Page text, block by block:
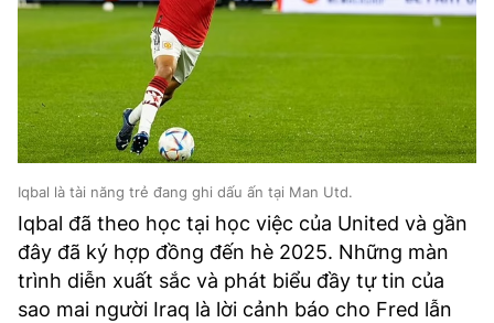
Iqbal là tài năng trẻ đang ghi dấu ấn tại Man Utd.
Iqbal đã theo học tại học việc của United và gần
đây đã ký hợp đồng đến hè 2025. Những màn
trình diễn xuất sắc và phát biểu đầy tự tin của
sao mai người Iraq là lời cảnh báo cho Fred lẫn